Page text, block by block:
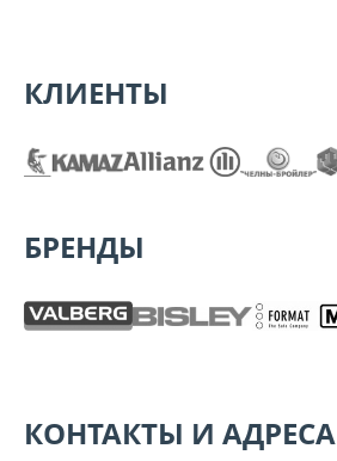
КЛИЕНТЫ
БРЕНДЫ
КОНТАКТЫ И АДРЕСА